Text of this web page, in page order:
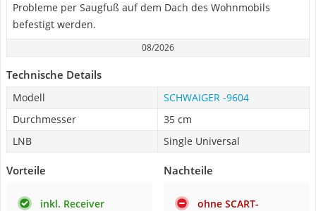
Probleme per Saugfuß auf dem Dach des Wohnmobils
befestigt werden.
08/2026
Technische Details
Modell
SCHWAIGER -9604
Durchmesser
35 cm
LNB
Single Universal
Vorteile
inkl. Receiver
Nachteile
ohne SCART-